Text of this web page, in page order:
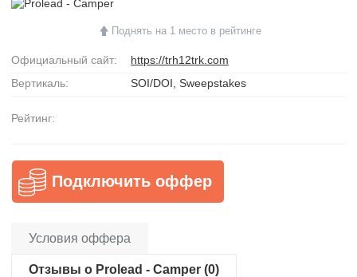
Поднять на 1 место в рейтинге
Официальный сайт:
https://trh12trk.com
Вертикаль:
SOI/DOI, Sweepstakes
Рейтинг:
Подключить оффер
Условия оффера
Отзывы о Prolead - Camper (0)